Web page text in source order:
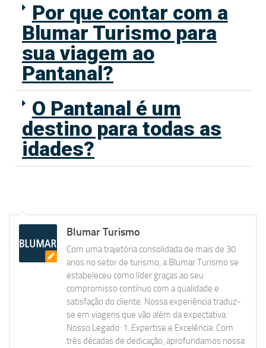
Por que contar com a
Blumar Turismo para
sua viagem ao
Pantanal?
O Pantanal é um
destino para todas as
idades?
Blumar Turismo
Com uma trajetória consolidada de mais de 30
anos no setor de turismo, a Blumar Turismo se
estabeleceu como líder graças ao seu
compromisso contínuo com a qualidade e
satisfação do cliente. Nossa experiência traduz-
se em viagens que vão além da expectativa.
Nosso Legado: 1. Expertise e Excelência: Com
três décadas de dedicação, aprofundamos nossa